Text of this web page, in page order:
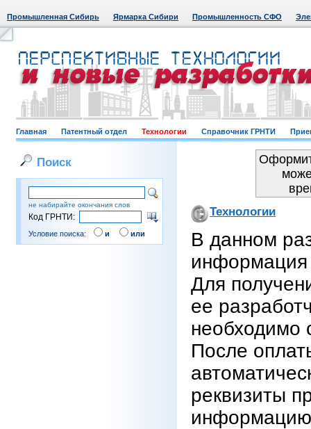
Промышленная Сибирь Ярмарка Сибири Промышленность СФО
Главная Патентный отдел Технологии Справочник ГРНТИ
Поиск
не набирайте окончания слов
Код ГРНТИ:
Условие поиска: и или
Технологии
В данном
информация
Для
ее
необходимо
После
реквизиты